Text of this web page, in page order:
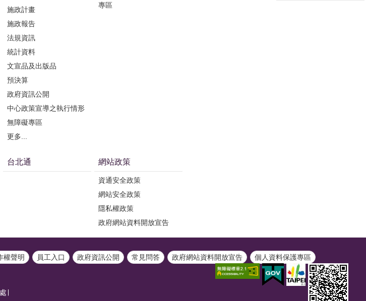
施政計畫
施政報告
法規資訊
統計資料
文宣品及出版品
預決算
政府資訊公開
中心政策宣導之執行情形
無障礙專區
更多...
專區
台北通 網站政策
資通安全政策
網站安全政策
隱私權政策
政府網站資料開放宣告
權聲明 員工入口 政府資訊公開 常見問答 政府網站資料開放宣告 個人資料保護專區
∣